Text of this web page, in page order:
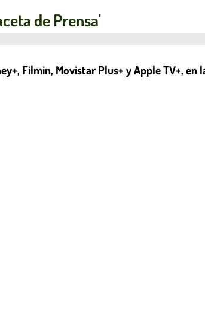
de Prensa'
Filmin, Movistar Plus+ y Apple TV+, en